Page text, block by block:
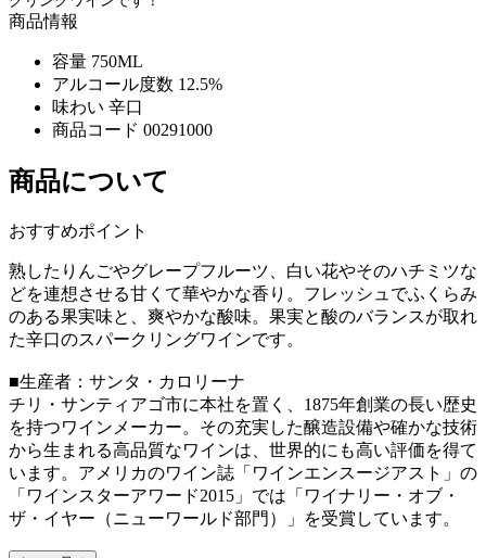
商品情報
容量 750ML
アルコール度数 12.5%
味わい 辛口
商品コード 00291000
商品について
おすすめポイント
熟したりんごやグレープフルーツ、白い花やそのハチミツな
どを連想させる甘くて華やかな香り。フレッシュでふくらみ
のある果実味と、爽やかな酸味。果実と酸のバランスが取れ
た辛口のスパークリングワインです。
■生産者：サンタ・カロリーナ
チリ・サンティアゴ市に本社を置く、1875年創業の長い歴史
を持つワインメーカー。その充実した醸造設備や確かな技術
から生まれる高品質なワインは、世界的にも高い評価を得て
います。アメリカのワイン誌「ワインエンスージアスト」の
「ワインスターアワード2015」では「ワイナリー・オブ・
ザ・イヤー（ニューワールド部門）」を受賞しています。